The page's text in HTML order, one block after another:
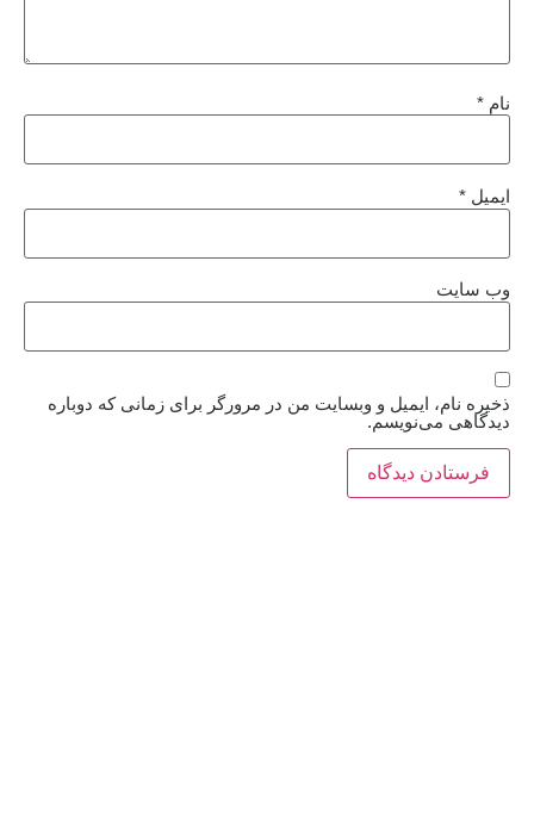
نام *
ایمیل *
وب‌ سایت
ذخیره نام، ایمیل و وبسایت من در مرورگر برای زمانی که دوباره
دیدگاهی می‌نویسم.